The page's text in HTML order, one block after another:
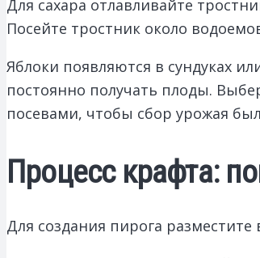
Для сахара отлавливайте
Посейте тростник около
Яблоки появляются в сундуках
постоянно получать плоды.
посевами, чтобы сбор урожая
Процесс крафта:
Для создания пирога